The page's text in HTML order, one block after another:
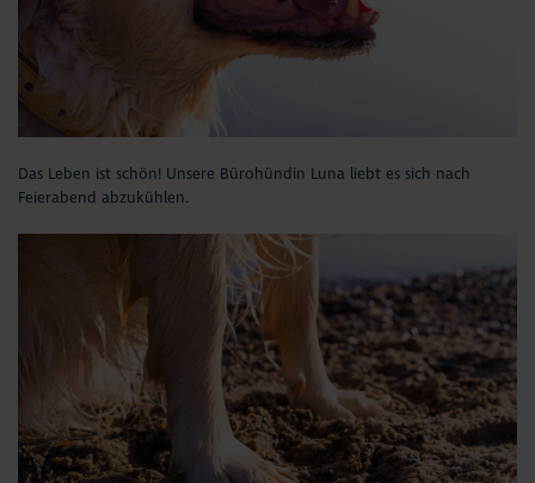
Das Leben ist schön! Unsere Bürohündin Luna liebt es sich nach
Feierabend abzukühlen.